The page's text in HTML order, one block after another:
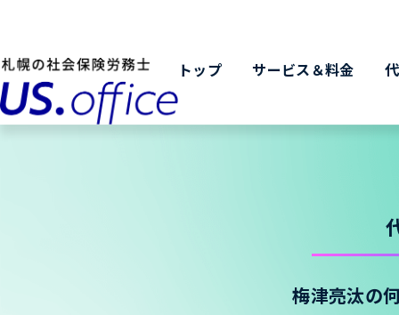
トップ サービス＆料金
梅津亮汰の